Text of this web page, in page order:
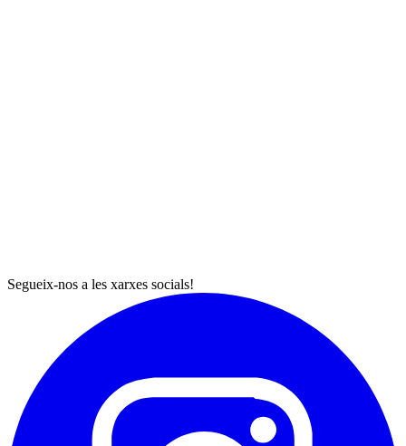
Segueix-nos a les xarxes socials!